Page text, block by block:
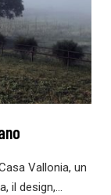
Vallonia, un
il design,…